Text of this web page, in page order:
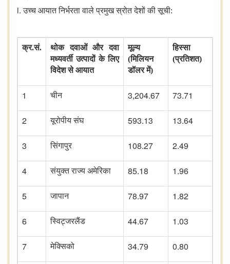
i.उच्च आयात निर्भरता वाले प्रमुख स्रोत देशों की सूची:
क्र.सं.
थोक दवाओं और दवा
मध्यवर्ती उत्पादों के लिए
विदेश से आयात
मूल्य
(मिलियन
डॉलर में)
हिस्सा
(प्रतिशत)
1 चीन 3,204.67 73.71
2 यूरोपीय संघ 593.13 13.64
3 सिंगापुर 108.27 2.49
4 संयुक्त राज्य अमेरिका 85.18 1.96
5 जापान 78.97 1.82
6 स्विट्जरलैंड 44.67 1.03
7 मेक्सिको 34.79 0.80